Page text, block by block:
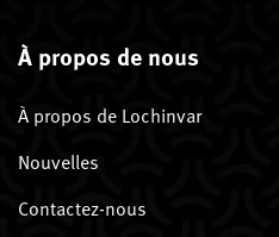
À propos de nous
À propos de Lochinvar
Nouvelles
Contactez-nous